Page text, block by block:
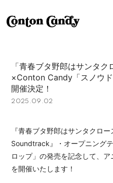
SCHEDULE
MEDIA
SHOP
「青春ブタ野郎はサンタク
×Conton Candy「スノウ
開催決定！
2025.09.02
『青春ブタ野郎はサンタクロ
Soundtrack』・オープニング
ロップ」の発売を記念して、
を開催いたします！